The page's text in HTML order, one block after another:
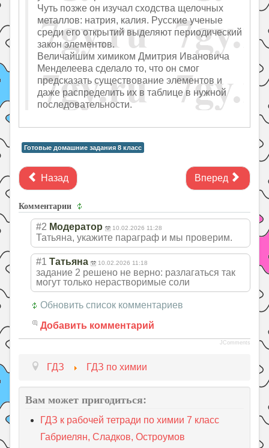
Чуть позже он изучал сходства щелочных
металлов: натрия, калия. Русские ученые
среди его открытий выделяют периодический
закон элементов.
Величайшим химиком Дмитрия Ивановича
Менделеева сделало то, что он смог
предсказать существование элементов и
даже распределить их в таблице в нужной
последовательности.
Готовые домашние задания 8 класс
Назад Вперед
Комментарии
#2 Модератор 10.02.2026 11:28
Татьяна, укажите параграф и мы проверим.
#1 Татьяна 10.02.2026 11:18
задание 2 решено не верно: разлагаться так
могут только нерастворимые соли
Обновить список комментариев
Добавить комментарий
JComments
ГДЗ ГДЗ по химии
Вам может пригодиться:
ГДЗ к рабочей тетради по химии 7 класс
Габриелян, Сладков, Остроумов